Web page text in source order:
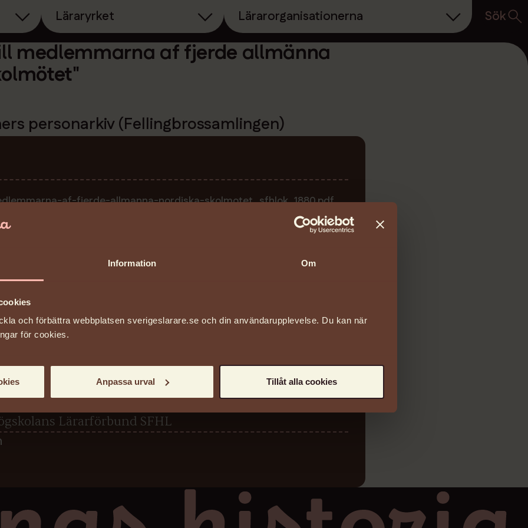
Information Om
och förbättra webbplatsen sverigeslarare.se och din användarupplevelse. Du kan när
för cookies.
Anpassa urval Tillåt alla cookies
Läraryrket Lärarorganisationerna Sök
medlemmarna af fjerde allmänna
personarkiv (Fellingbrossamlingen)
af-fjerde-allmanna-nordiska-skolmotet_sfhlok_1880.pdf
08-09
Lärarförbund SFHL
Lärarförbund SFHL